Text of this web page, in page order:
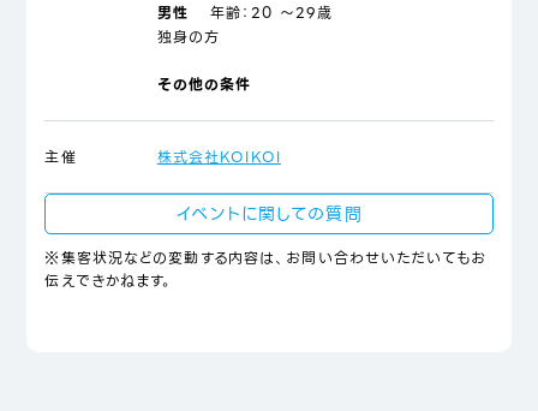
男性 年齢： 20 ～29歳
独身の方
その他の条件
主催 株式会社KOIKOI
イベントに関しての質問
※集客状況などの変動する内容は、お問い合わせいただいてもお
伝えできかねます。